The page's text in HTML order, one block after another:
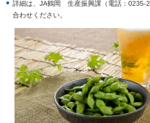
詳細は、JA鶴岡 生産振興課（電話：0235-
合わせください。